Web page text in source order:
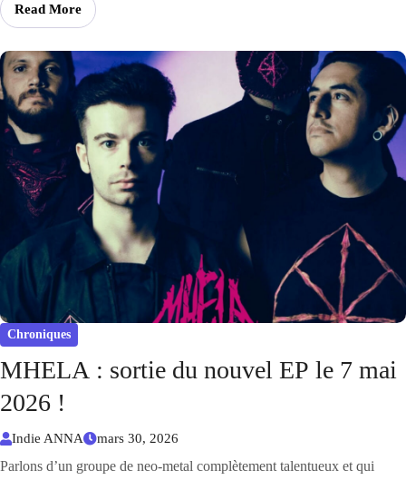
Read More
Chroniques
MHELA : sortie du nouvel EP le 7 mai
2026 !
Indie ANNA mars 30, 2026
Parlons d’un groupe de neo-metal complètement talentueux et qui